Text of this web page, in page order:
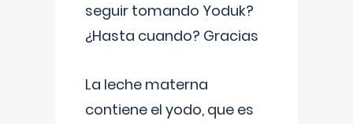
seguir tomando Yoduk?
¿Hasta cuando? Gracias
La leche materna
contiene el yodo, que es